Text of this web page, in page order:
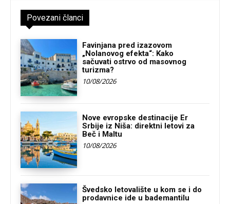
Povezani članci
Favinjana pred izazovom
„Nolanovog efekta“: Kako
sačuvati ostrvo od masovnog
turizma?
10/08/2026
Nove evropske destinacije Er
Srbije iz Niša: direktni letovi za
Beč i Maltu
10/08/2026
Švedsko letovalište u kom se i do
prodavnice ide u bademantilu